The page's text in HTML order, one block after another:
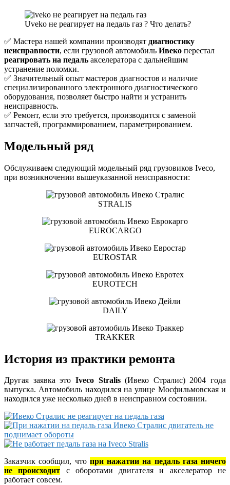
Uveko не реагирует на педаль газ ? Что делать?
✅ Мастера нашей компании производят диагностику
неисправности, если грузовой автомобиль Ивеко перестал
реагировать на педаль акселератора с дальнейшим
устранение поломки.
✅ Значительный опыт мастеров диагностов и наличие
специализированного электронного диагностического
оборудования, позволяет быстро найти и устранить
неисправность.
✅ Ремонт, если это требуется, производится с заменой
запчастей, программированием, параметрированием.
Модельный ряд
Обслуживаем следующий модельный ряд грузовиков Iveco,
при возникночении вышеуказанной неисправности:
STRALIS
EUROCARGO
EUROSTAR
EUROTECH
DAILY
TRAKKER
История из практики ремонта
Другая заявка это Iveco Stralis(Ивеко Стралис) 2004 года
выпуска. Автомобиль находился на улице Мосфильмовская и
находился уже несколько дней в неисправном состоянии.
Заказчик сообщил, что при нажатии на педаль газа ничего
не происходит с оборотами двигателя и акселератор не
работает совсем.